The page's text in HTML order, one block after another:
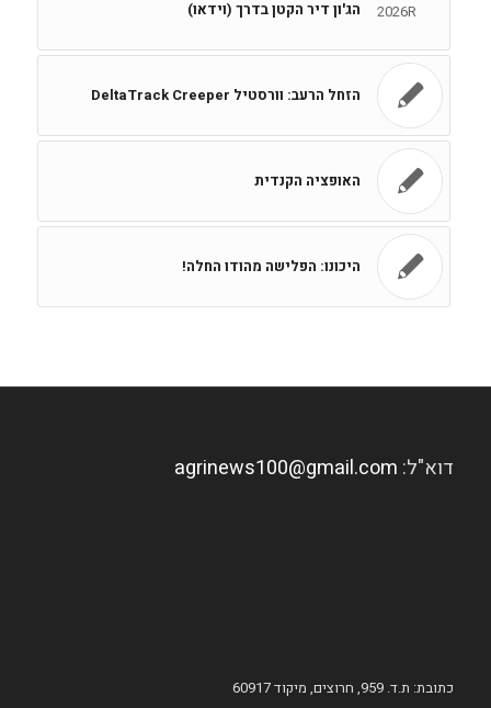
הג'ון דיר הקטן בדרך (וידאו)
הזחל הרעב: וורסטיל DeltaTrack Creeper
האופציה הקנדית
היכונו: הפלישה מהודו החלה!
דוא"ל: agrinews100@gmail.com
כתובת: ת.ד. 959, חרוצים, מיקוד 60917